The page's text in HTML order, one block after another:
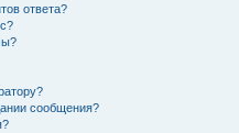
ответа?
сообщения?